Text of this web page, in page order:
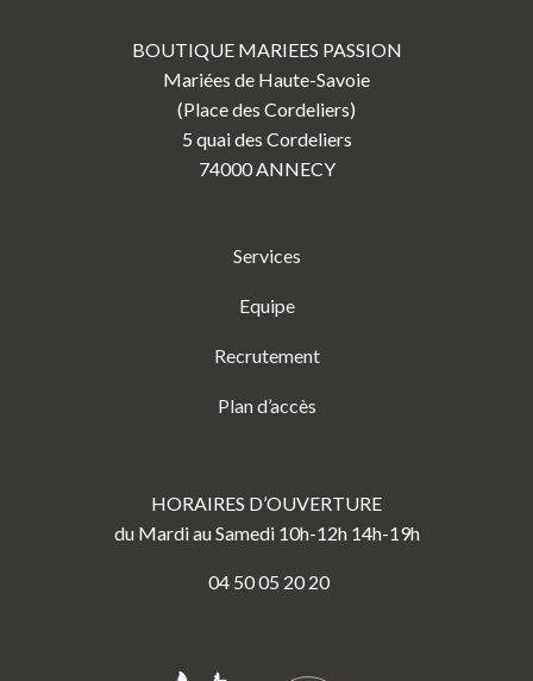
BOUTIQUE MARIEES PASSION
Mariées de Haute-Savoie
(Place des Cordeliers)
5 quai des Cordeliers
74000 ANNECY
Services
Equipe
Recrutement
Plan d’accès
HORAIRES D’OUVERTURE
du Mardi au Samedi 10h-12h 14h-19h
04 50 05 20 20